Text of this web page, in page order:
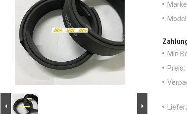
Min
Preis: